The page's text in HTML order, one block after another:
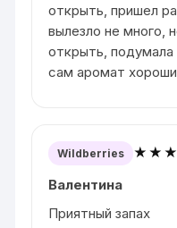
открыть, пришел
вылезло не много,
открыть, подумала
сам аромат
Wildberries
Валентина
Приятный запах